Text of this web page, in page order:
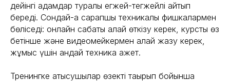
дейінгі қадамдар туралы егжей-тегжейлі айтып
береді. Сондай-ақ сарапшы техникалық фишкалармен
бөліседі: онлайн сабақты қалай өткізу керек, курсты өз
бетінше және видеомейкермен қалай жазу керек,
жұмыс үшін қандай техника қажет.
Тренингке қатысушылар өзекті тақырып бойынша